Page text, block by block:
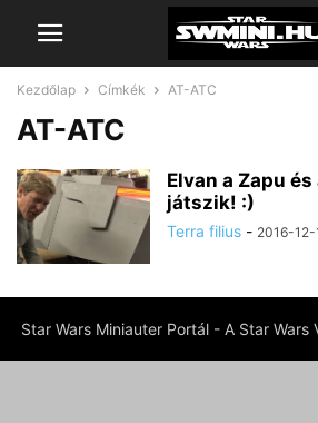
Kezdőlap Címkék AT-ATC
AT-ATC
Elvan a Zapu
játszik! :)
Terra filius - 2016-12-
Star Wars Miniauter Portál - A Star Wars